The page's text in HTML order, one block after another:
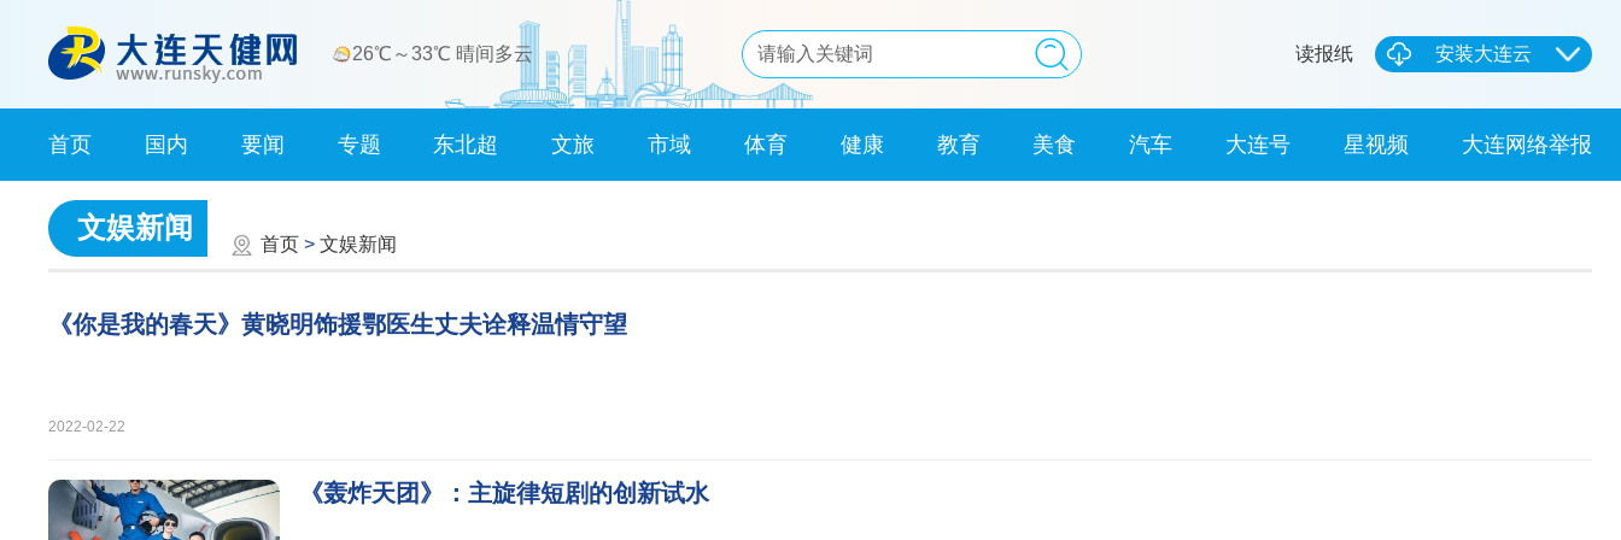
26℃～33℃ 晴间多云 读报纸 安装大连云
首页 国内 要闻 专题 东北超 文旅 市域 体育 健康 教育 美食 汽车 大连号 星视频 大连网络举报
文娱新闻
首页 > 文娱新闻
《你是我的春天》黄晓明饰援鄂医生丈夫诠释温情守望
2022-02-22
《轰炸天团》：主旋律短剧的创新试水